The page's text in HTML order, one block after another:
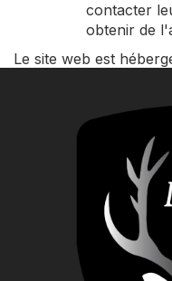
contacter
obtenir de
Le site web est